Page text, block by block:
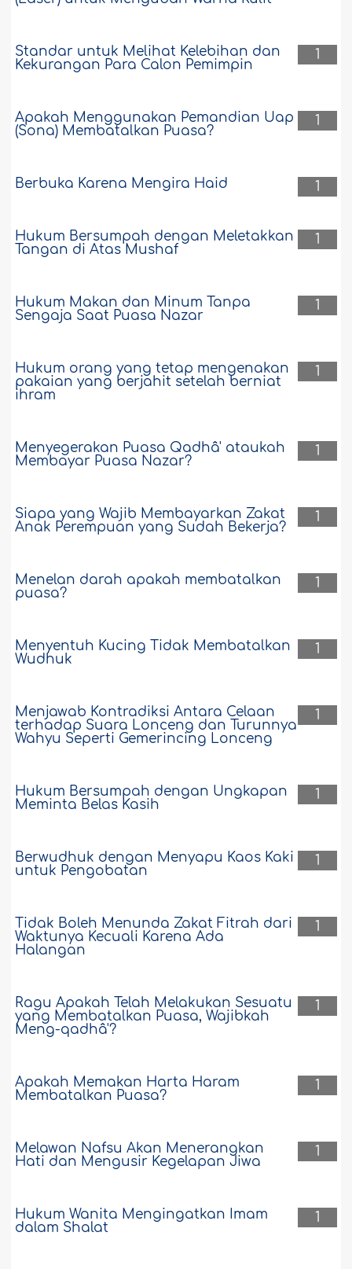
1
Standar untuk Melihat Kelebihan dan
Kekurangan Para Calon Pemimpin
1
Apakah Menggunakan Pemandian Uap
(Sona) Membatalkan Puasa?
1
Berbuka Karena Mengira Haid
1
Hukum Bersumpah dengan Meletakkan
Tangan di Atas Mushaf
1
Hukum Makan dan Minum Tanpa
Sengaja Saat Puasa Nazar
1
Hukum orang yang tetap mengenakan
pakaian yang berjahit setelah berniat
ihram
1
Menyegerakan Puasa Qadhâ' ataukah
Membayar Puasa Nazar?
1
Siapa yang Wajib Membayarkan Zakat
Anak Perempuan yang Sudah Bekerja?
1
Menelan darah apakah membatalkan
puasa?
1
Menyentuh Kucing Tidak Membatalkan
Wudhuk
1
Menjawab Kontradiksi Antara Celaan
terhadap Suara Lonceng dan Turunnya
Wahyu Seperti Gemerincing Lonceng
1
Hukum Bersumpah dengan Ungkapan
Meminta Belas Kasih
1
Berwudhuk dengan Menyapu Kaos Kaki
untuk Pengobatan
1
Tidak Boleh Menunda Zakat Fitrah dari
Waktunya Kecuali Karena Ada
Halangan
1
Ragu Apakah Telah Melakukan Sesuatu
yang Membatalkan Puasa, Wajibkah
Meng-qadhâ'?
1
Apakah Memakan Harta Haram
Membatalkan Puasa?
1
Melawan Nafsu Akan Menerangkan
Hati dan Mengusir Kegelapan Jiwa
1
Hukum Wanita Mengingatkan Imam
dalam Shalat